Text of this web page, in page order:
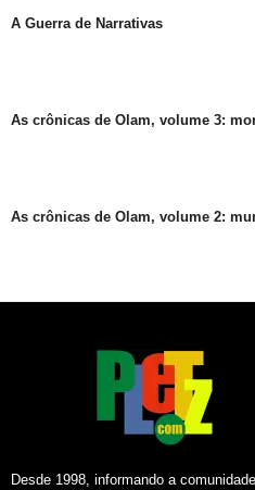
A Guerra de Narrativas
As crônicas de Olam, volume 3:
As crônicas de Olam, volume 2:
Desde 1998, informando a